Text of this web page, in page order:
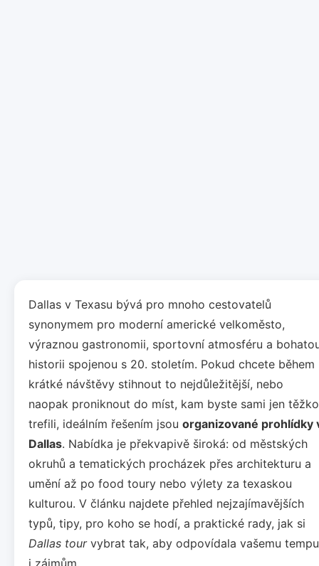
Dallas v Texasu bývá pro mnoho cestovatelů
synonymem pro moderní americké velkoměsto,
výraznou gastronomii, sportovní atmosféru a
historii spojenou s 20. stoletím. Pokud chcete během
krátké návštěvy stihnout to nejdůležitější, nebo
naopak proniknout do míst, kam byste sami jen těžko
trefili, ideálním řešením jsou organizované prohlídky
Dallas. Nabídka je překvapivě široká: od městských
okruhů a tematických procházek přes architekturu a
umění až po food toury nebo výlety za texaskou
kulturou. V článku najdete přehled nejzajímavějších
typů, tipy, pro koho se hodí, a praktické rady, jak si
Dallas tourvybrat tak, aby odpovídala vašemu tempu
i zájmům.